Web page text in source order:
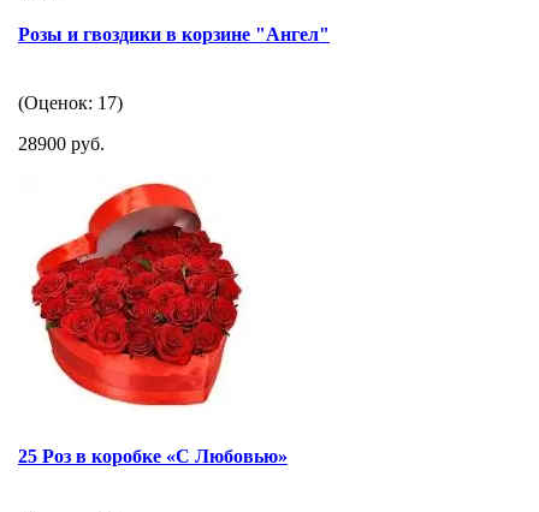
Розы и гвоздики в корзине "Ангел"
(Оценок: 17)
28900 руб.
25 Роз в коробке «С Любовью»